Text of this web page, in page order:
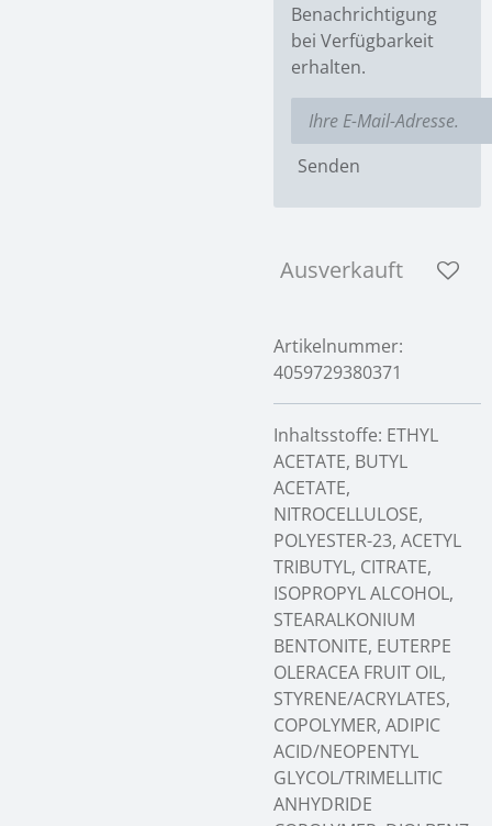
Benachrichtigung
bei Verfügbarkeit
erhalten.
Senden
Ausverkauft
Artikelnummer:
4059729380371
Inhaltsstoffe: ETHYL
ACETATE, BUTYL
ACETATE,
NITROCELLULOSE,
POLYESTER-23, ACETYL
TRIBUTYL, CITRATE,
ISOPROPYL ALCOHOL,
STEARALKONIUM
BENTONITE, EUTERPE
OLERACEA FRUIT OIL,
STYRENE/ACRYLATES,
COPOLYMER, ADIPIC
ACID/NEOPENTYL
GLYCOL/TRIMELLITIC
ANHYDRIDE